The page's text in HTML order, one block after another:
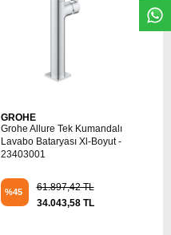
GROHE
Grohe Allure Tek Kumandalı
Lavabo Bataryası Xl-Boyut -
23403001
%45
61.897,42 TL
34.043,58 TL